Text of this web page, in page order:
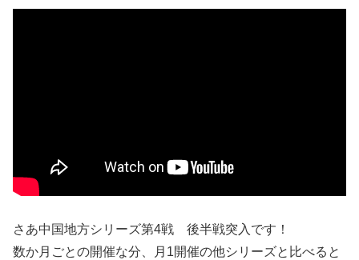
さあ中国地方シリーズ第4戦 後半戦突入です！
数か月ごとの開催な分、月1開催の他シリーズと比べると